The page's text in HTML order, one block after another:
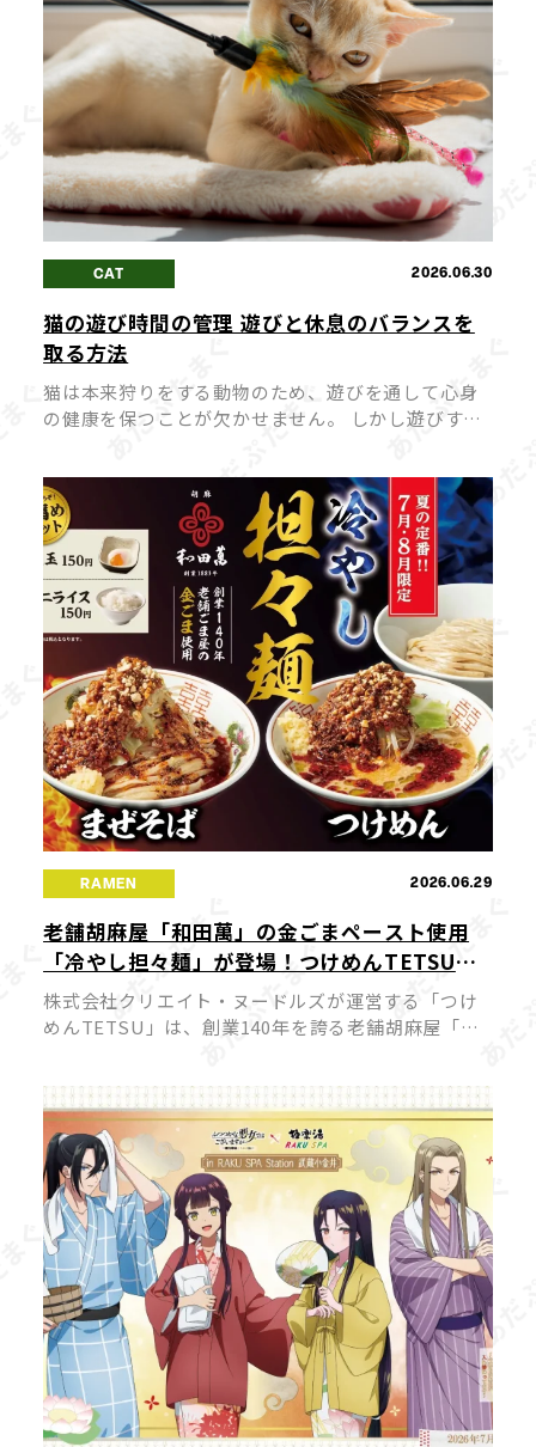
CAT 2026.06.30
猫の遊び時間の管理 遊びと休息のバランスを
取る方法
猫は本来狩りをする動物のため、遊びを通して心身
の健康を保つことが欠かせません。 しかし遊びすぎ
も。 愛猫が心身ともに健やかに過ごせ […]
RAMEN 2026.06.29
老舗胡麻屋「和田萬」の金ごまペースト使用
「冷やし担々麺」が登場！つけめんTETSUの
夏の定番が7月1日より販売開始
株式会社クリエイト・ヌードルズが運営する「つけ
めんTETSU」は、創業140年を誇る老舗胡麻屋「和
「冷やし担々麺」を、7月1日（水）より関東の「つ
けめんTETSU」店舗（一部店 […]